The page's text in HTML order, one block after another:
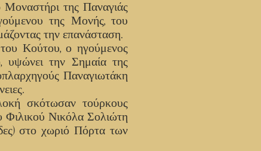
της Παναγιάς
της Μονής, του
την επανάσταση.
Κούτου, ο ηγούμενος
υψώνει την Σημαία της
Παναγιωτάκη
σκότωσαν τούρκους
Φιλικού Νικόλα Σολιώτη
στο χωριό Πόρτα των